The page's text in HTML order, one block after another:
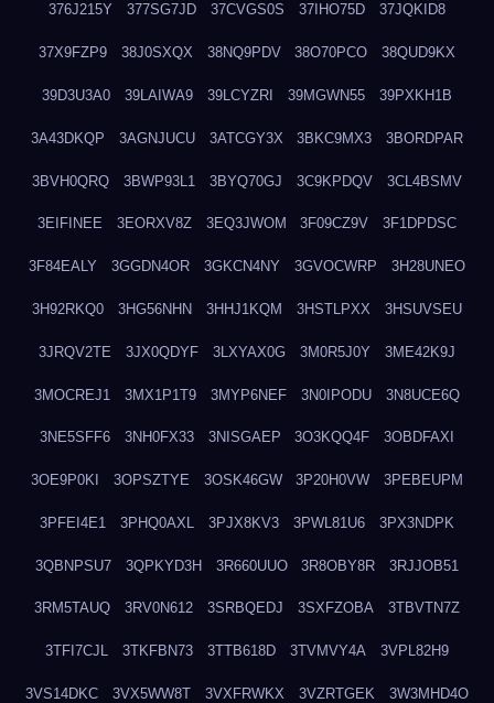
376J215Y 377SG7JD 37CVGS0S 37IHO75D 37JQKID8
37X9FZP9 38J0SXQX 38NQ9PDV 38O70PCO 38QUD9KX
39D3U3A0 39LAIWA9 39LCYZRI 39MGWN55 39PXKH1B
3A43DKQP 3AGNJUCU 3ATCGY3X 3BKC9MX3 3BORDPAR
3BVH0QRQ 3BWP93L1 3BYQ70GJ 3C9KPDQV 3CL4BSMV
3EIFINEE 3EORXV8Z 3EQ3JWOM 3F09CZ9V 3F1DPDSC
3F84EALY 3GGDN4OR 3GKCN4NY 3GVOCWRP 3H28UNEO
3H92RKQ0 3HG56NHN 3HHJ1KQM 3HSTLPXX 3HSUVSEU
3JRQV2TE 3JX0QDYF 3LXYAX0G 3M0R5J0Y 3ME42K9J
3MOCREJ1 3MX1P1T9 3MYP6NEF 3N0IPODU 3N8UCE6Q
3NE5SFF6 3NH0FX33 3NISGAEP 3O3KQQ4F 3OBDFAXI
3OE9P0KI 3OPSZTYE 3OSK46GW 3P20H0VW 3PEBEUPM
3PFEI4E1 3PHQ0AXL 3PJX8KV3 3PWL81U6 3PX3NDPK
3QBNPSU7 3QPKYD3H 3R660UUO 3R8OBY8R 3RJJOB51
3RM5TAUQ 3RV0N612 3SRBQEDJ 3SXFZOBA 3TBVTN7Z
3TFI7CJL 3TKFBN73 3TTB618D 3TVMVY4A 3VPL82H9
3VS14DKC 3VX5WW8T 3VXFRWKX 3VZRTGEK 3W3MHD4O